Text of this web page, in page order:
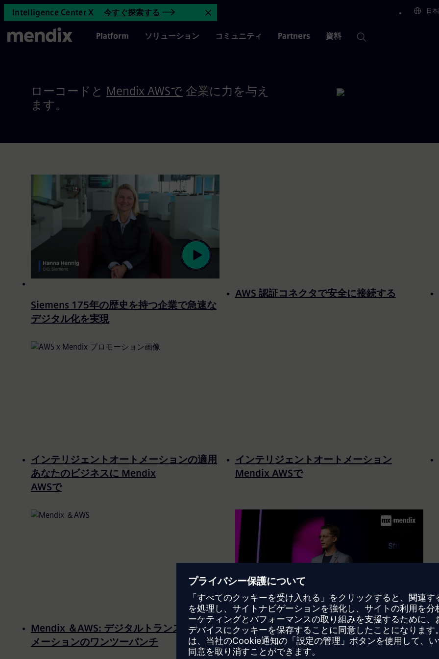
Mendix AWS 上 | Mendix
メインコンテンツへスキップ
Intelligence Center X 今すぐ探索する
お知らせを閉じる
日
メインメニュー
Platform ソリューション コミュニティ Partners 資料
ローコードと Mendix AWSで 企業に力を与え
ます。
Siemens 175年の歴史を持つ企業で急速な
デジタル化を実現
AWS 認証コネクタで安全に接続する
インテリジェントオートメーションの適用
あなたのビジネスに Mendix
AWSで
インテリジェントオートメーション
Mendix AWSで
Mendix ＆AWS: デジタルトランスフォー
メーションのワンツーパンチ
マルチクラウドと SAP Hana - Johan den
Haan